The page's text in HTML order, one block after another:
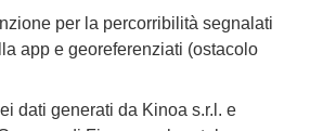
per la percorribilità segnalati
app e georeferenziati (ostacolo
dati generati da Kinoa s.r.l. e